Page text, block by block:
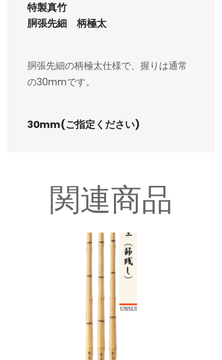
特製真竹
胴張先細 柄極太
胴張先細の柄極太仕様で、握りは通常
の30mmです。
30mm(ご指定ください)
関連商品